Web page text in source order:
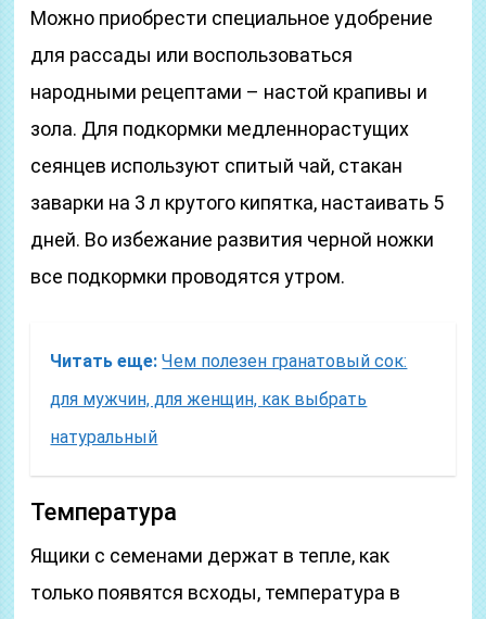
Можно приобрести специальное удобрение
для рассады или воспользоваться
народными рецептами – настой крапивы и
зола. Для подкормки медленнорастущих
сеянцев используют спитый чай, стакан
заварки на 3 л крутого кипятка, настаивать 5
дней. Во избежание развития черной ножки
все подкормки проводятся утром.
Читать еще: Чем полезен гранатовый сок:
для мужчин, для женщин, как выбрать
натуральный
Температура
Ящики с семенами держат в тепле, как
только появятся всходы, температура в